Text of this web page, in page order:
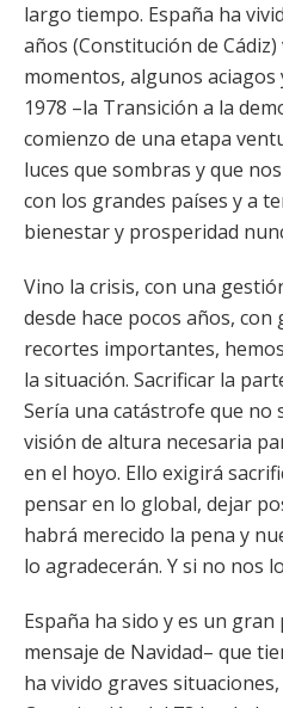
largo tiempo. España ha
años (Constitución de
momentos, algunos
1978 –la Transición a la
comienzo de una etapa
luces que sombras y que
con los grandes países y a
bienestar y prosperidad
Vino la crisis, con una
desde hace pocos años, con
recortes importantes,
la situación. Sacrificar la
Sería una catástrofe que no
visión de altura necesaria
en el hoyo. Ello exigirá
pensar en lo global, dejar
habrá merecido la pena y
lo agradecerán. Y si no nos
España ha sido y es un gran
mensaje de Navidad– que
ha vivido graves